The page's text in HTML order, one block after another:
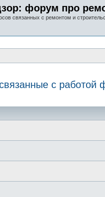
форум про
связанных с ремонтом и
с работой